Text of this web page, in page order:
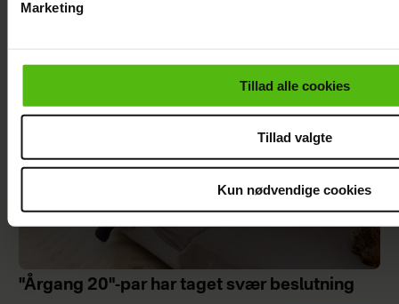
cookiepolitik.
Marketing
Tillad alle cookies
Tillad valgte
Kun nødvendige cookies
"Årgang 20"-par har taget svær beslutning